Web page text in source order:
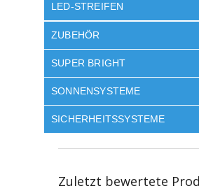
LED-STREIFEN
ZUBEHÖR
SUPER BRIGHT
SONNENSYSTEME
SICHERHEITSSYSTEME
Zuletzt bewertete